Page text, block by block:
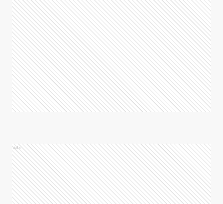
Ads